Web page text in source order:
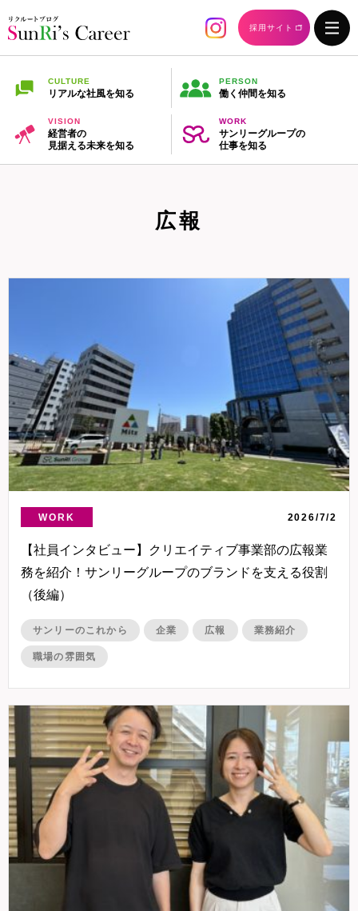
採用サイト
CULTURE
リアルな社風を知る
PERSON
働く仲間を知る
VISION
経営者の
見据える未来を知る
WORK
サンリーグループの
仕事を知る
広報
WORK 2026/7/2
【社員インタビュー】クリエイティブ事業部の広報業
務を紹介！サンリーグループのブランドを支える役割
（後編）
サンリーのこれから 企業 広報 業務紹介
職場の雰囲気